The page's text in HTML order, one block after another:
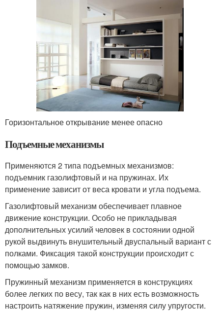
Горизонтальное открывание менее опасно
Подъемные механизмы
Применяются 2 типа подъемных механизмов:
подъемник газолифтовый и на пружинах. Их
применение зависит от веса кровати и угла подъема.
Газолифтовый механизм обеспечивает плавное
движение конструкции. Особо не прикладывая
дополнительных усилий человек в состоянии одной
рукой выдвинуть внушительный двуспальный вариант с
полками. Фиксация такой конструкции происходит с
помощью замков.
Пружинный механизм применяется в конструкциях
более легких по весу, так как в них есть возможность
настроить натяжение пружин, изменяя силу упругости.